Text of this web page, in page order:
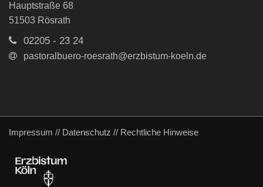
Hauptstraße 68
51503 Rösrath
02205 - 23 24
pastoralbuero-roesrath@erzbistum-koeln.de
Impressum // Datenschutz // Rechtliche Hinweise